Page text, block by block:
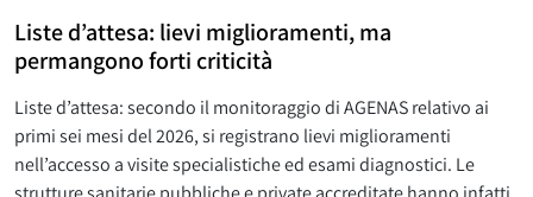
Liste d’attesa: lievi miglioramenti, ma
permangono forti criticità
Liste d’attesa: secondo il monitoraggio di AGENAS relativo ai
primi sei mesi del 2026, si registrano lievi miglioramenti
nell’accesso a visite specialistiche ed esami diagnostici. Le